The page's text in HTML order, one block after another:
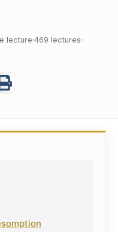
lecture 469 lectures